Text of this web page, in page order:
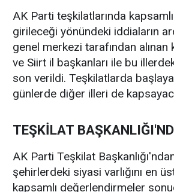
AK Parti teşkilatlarında
girileceği yönündeki iddiaların
genel merkezi tarafından
ve Siirt il başkanları ile bu
son verildi. Teşkilatlarda
günlerde diğer illeri de
TEŞKİLAT
AK Parti Teşkilat
şehirlerdeki siyasi varlığını en
kapsamlı değerlendirmeler